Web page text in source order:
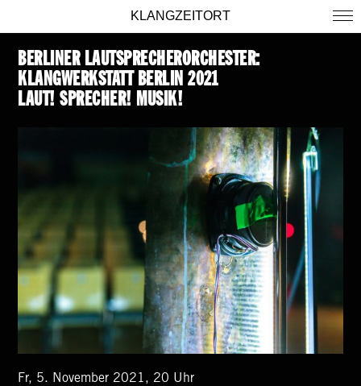
KLANGZEITORT
BERLINER LAUTSPRECHERORCHESTER:
KLANGWERKSTATT BERLIN 2021
LAUT! SPRECHER! MUSIK!
Fr, 5. November 2021, 20 Uhr